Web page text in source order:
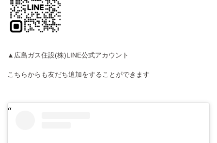
▲広島ガス住設(株)LINE公式アカウント
こちらからも友だち追加をすることができます